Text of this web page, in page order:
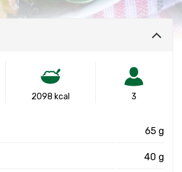
2098 kcal 3
65 g
40 g